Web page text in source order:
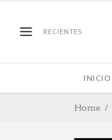
RECIENTES
INICIO
Home